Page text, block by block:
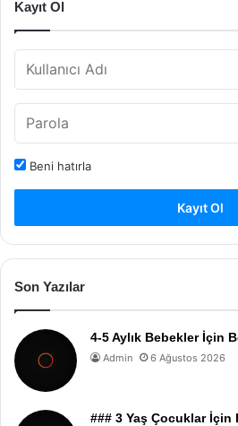
Kayıt Ol
Beni hatırla
Kayıt Ol
Son Yazılar
4-5 Aylık Bebekler İçin
Admin 6 Ağustos 2026
### 3 Yaş Çocuklar